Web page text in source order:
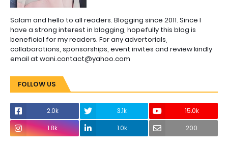
Salam and hello to all readers. Blogging since 2011. Since I
have a strong interest in blogging, hopefully this blog is
beneficial for my readers. For any advertorials,
collaborations, sponsorships, event invites and review kindly
email at wani.contact@yahoo.com
FOLLOW US
2.0k 3.1k
15.0k
1.8k
1.0k 200